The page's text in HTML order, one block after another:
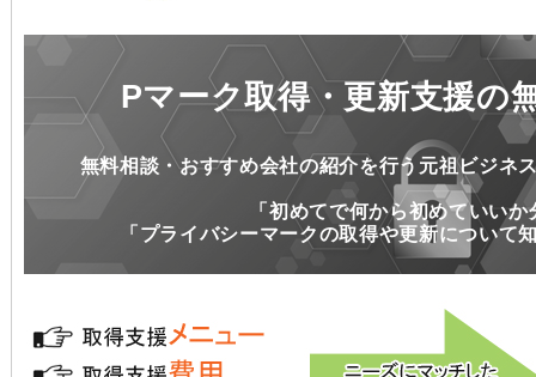
Pマーク取得・更新支援の
無料相談・おすすめ会社の紹介を行う元祖ビジネ
「初めてで何から初めていい
「プライバシーマークの取得や更新について